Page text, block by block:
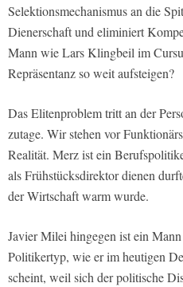
Selektionsmechanismus an die
Dienerschaft und eliminiert
Mann wie Lars Klingbeil im
Repräsentanz so weit aufsteigen?
Das Elitenproblem tritt an der
zutage. Wir stehen vor
Realität. Merz ist ein
als Frühstücksdirektor dienen
der Wirtschaft warm wurde.
Javier Milei hingegen ist ein
Politikertyp, wie er im heutigen
scheint, weil sich der politische